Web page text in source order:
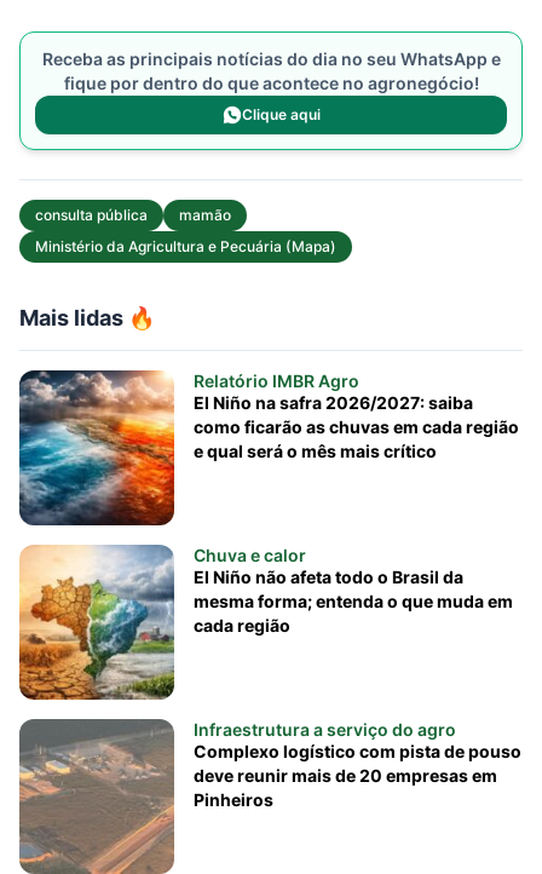
Mais lidas 🔥
Relatório IMBR Agro
El Niño na safra 2026/2027: saiba
como ficarão as chuvas em cada região
e qual será o mês mais crítico
Chuva e calor
El Niño não afeta todo o Brasil da
mesma forma; entenda o que muda em
cada região
Infraestrutura a serviço do agro
Complexo logístico com pista de pouso
deve reunir mais de 20 empresas em
Pinheiros
Receba as principais notícias do dia no seu WhatsApp e
fique por dentro do que acontece no agronegócio!
Clique aqui
consulta pública
mamão
Ministério da Agricultura e Pecuária (Mapa)